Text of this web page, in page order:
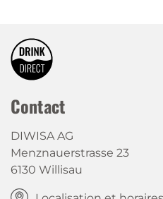
Contact
DIWISA AG
Menznauerstrasse 23
6130 Willisau